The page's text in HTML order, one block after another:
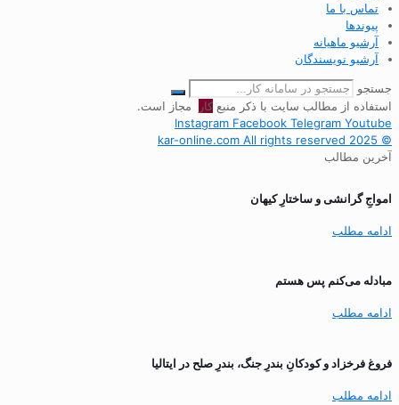
تماس با ما
پیوندها
آرشیو ماهیانه
آرشیو نویسندگان
جستجو
استفاده از مطالب سایت با ذکر منبعکار
مجاز است.
Instagram Facebook Telegram Youtube
© 2025 kar-online.com All rights reserved
آخرین مطالب
‌امواجِ گرانشی و ساختارِ کیهان
ادامه مطلب
مبادله می‌کنم پس هستم
ادامه مطلب
فروغ فرخزاد و کودکانِ بندرِ جنگ، بندرِ صلح در ایتالیا
ادامه مطلب